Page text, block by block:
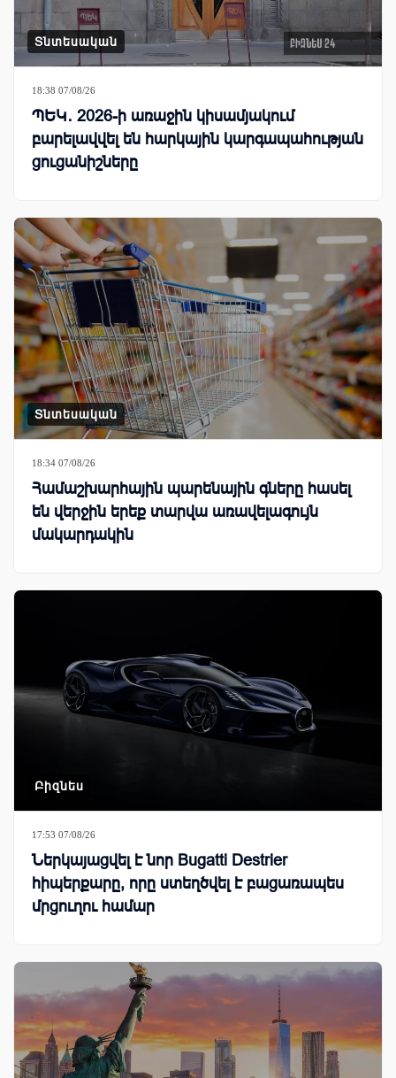
Տնտեսական
18:38 07/08/26
ՊԵԿ․ 2026-ի առաջին կիսամյակում
բարելավվել են հարկային կարգապահության
ցուցանիշները
Տնտեսական
18:34 07/08/26
Համաշխարհային պարենային գները հասել
են վերջին երեք տարվա առավելագույն
մակարդակին
Բիզնես
17:53 07/08/26
Ներկայացվել է նոր Bugatti Destrier
հիպերքարը, որը ստեղծվել է բացառապես
մրցուղու համար